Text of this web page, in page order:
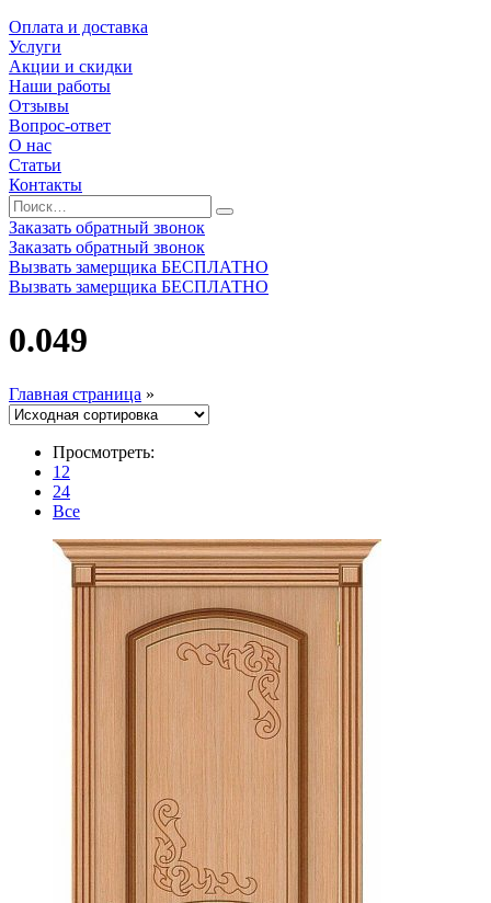
Оплата и доставка
Услуги
Акции и скидки
Наши работы
Отзывы
Вопрос-ответ
О нас
Статьи
Контакты
Заказать обратный звонок
Заказать обратный звонок
Вызвать замерщика БЕСПЛАТНО
Вызвать замерщика БЕСПЛАТНО
0.049
Главная страница »
Просмотреть:
12
24
Все